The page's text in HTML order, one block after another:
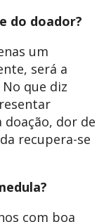
do doador?
um
será a
que diz
dor de
recupera-se
com boa